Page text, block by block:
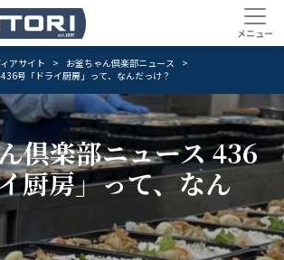
アサイト
お釜ちゃん倶楽部ニュース
号「ドライ厨房」って、なんだっけ？
倶楽部ニュース 436
厨房」って、なん